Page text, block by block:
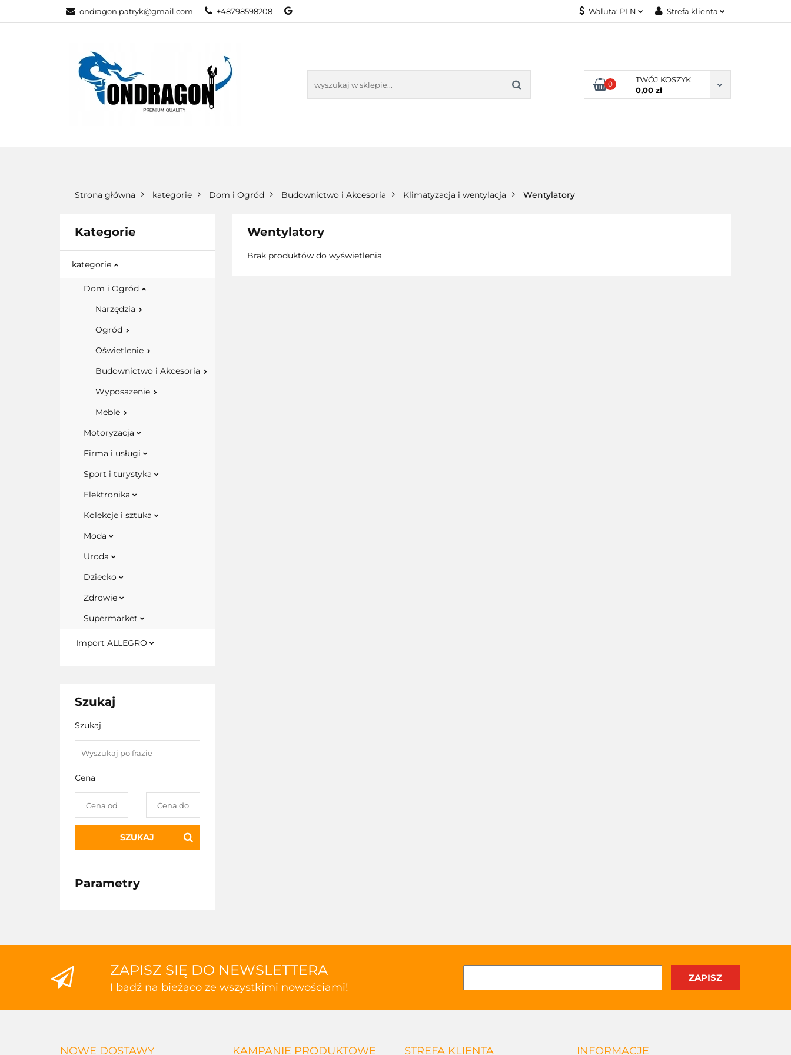
ondragon.patryk@gmail.com +48798598208 Waluta: PLN Strefa klienta
Dodaj zgłoszenie
Zgody cookies
0
TWÓJ KOSZYK
0,00 zł
KATEGORIE NOWOŚCI KONTAKT
Strona główna kategorie Dom i Ogród Budownictwo i Akcesoria Klimatyzacja i wentylacja Wentylatory
Kategorie
kategorie
Dom i Ogród
Narzędzia
Ogród
Oświetlenie
Budownictwo i Akcesoria
Wyposażenie
Meble
Motoryzacja
Firma i usługi
Sport i turystyka
Elektronika
Kolekcje i sztuka
Moda
Uroda
Dziecko
Zdrowie
Supermarket
_Import ALLEGRO
Szukaj
Szukaj
Cena
SZUKAJ
Parametry
Wentylatory
Brak produktów do wyświetlenia
ZAPISZ SIĘ DO NEWSLETTERA
I bądź na bieżąco ze wszystkimi nowościami!
NOWE DOSTAWY KAMPANIE PRODUKTOWE STREFA KLIENTA INFORMACJE